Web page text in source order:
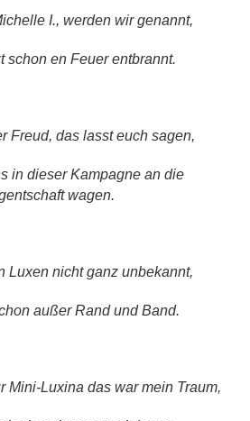
I., werden wir genannt,
schon en Feuer entbrannt.
Freud, das lasst euch sagen,
in dieser Kampagne an die
wagen.
Luxen nicht ganz unbekannt,
außer Rand und Band.
Mini-Luxina das war mein Traum,